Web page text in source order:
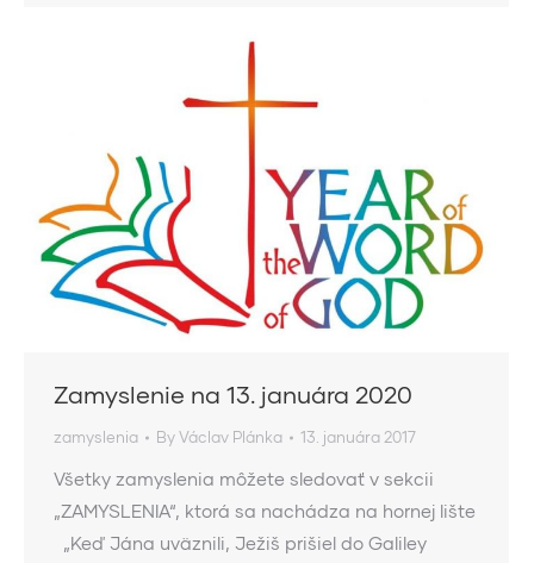
Zamyslenie na 13. januára 2020
zamyslenia ByVáclav Plánka 13. januára 2017
Všetky zamyslenia môžete sledovať v sekcii
„ZAMYSLENIA“, ktorá sa nachádza na hornej lište
„Keď Jána uväznili, Ježiš prišiel do Galiley